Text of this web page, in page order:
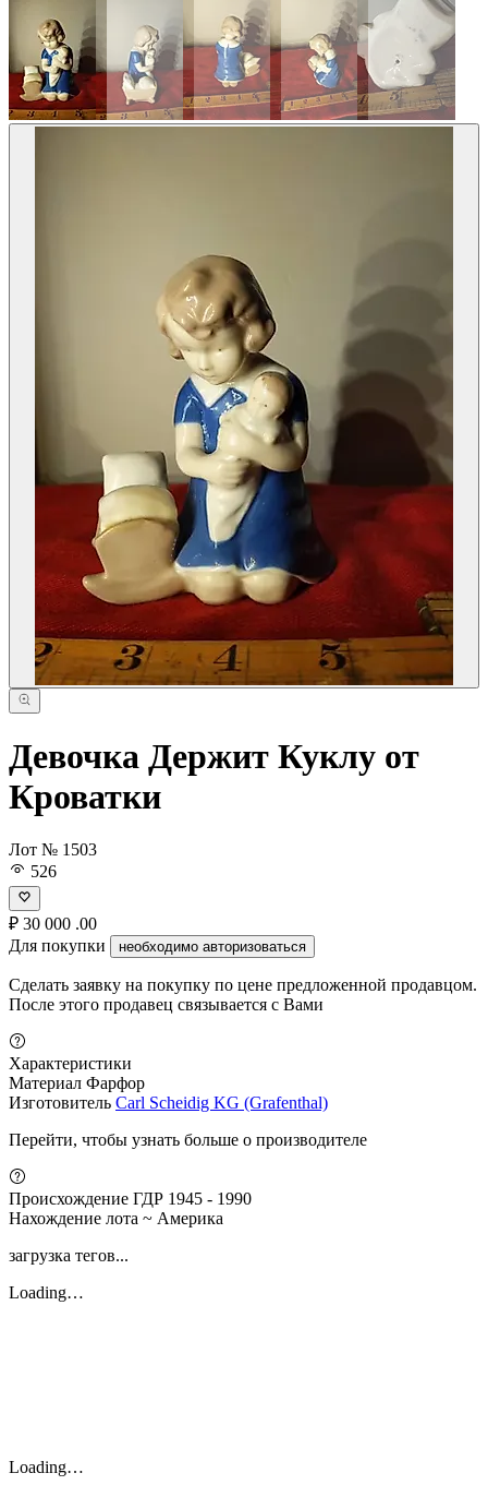
Девочка Держит Куклу от
Кроватки
Лот № 1503
526
₽ 30 000 .00
Для покупки
необходимо авторизоваться
Сделать заявку на покупку по цене предложенной продавцом.
После этого продавец связывается с Вами
Характеристики
Материал Фарфор
Изготовитель Carl Scheidig KG (Grafenthal)
Перейти, чтобы узнать больше о производителе
Происхождение ГДР 1945 - 1990
Нахождение лота ~ Америка
загрузка тегов...
Loading…
Loading…